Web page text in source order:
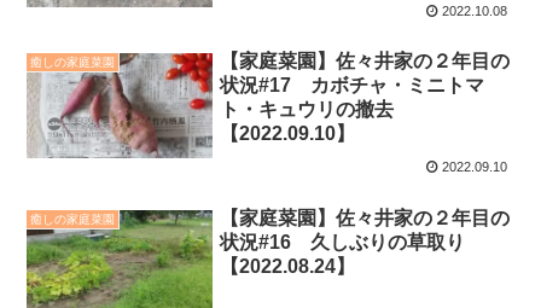
2022.10.08
癒しの家庭菜園
【家庭菜園】佐々井家の２年目の
状況#17 カボチャ・ミニトマ
ト・キュウリの撤去
【2022.09.10】
2022.09.10
癒しの家庭菜園
【家庭菜園】佐々井家の２年目の
状況#16 久しぶりの草取り
【2022.08.24】